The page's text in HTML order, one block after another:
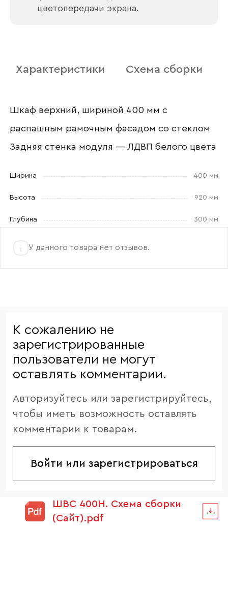
цветопередачи экрана.
Характеристики Схема сборки
Шкаф верхний, шириной 400 мм с
распашным рамочным фасадом со стеклом
Задняя стенка модуля — ЛДВП белого цвета
Ширина 400 мм
Высота 920 мм
Глубина 300 мм
У данного товара нет отзывов.
К сожалению не
зарегистрированные
пользователи не могут
оставлять комментарии.
Авторизуйтесь или зарегистрируйтесь,
чтобы иметь возможность оставлять
комментарии к товарам.
Войти или зарегистрироваться
ШВС 400Н. Схема сборки
(Сайт).pdf